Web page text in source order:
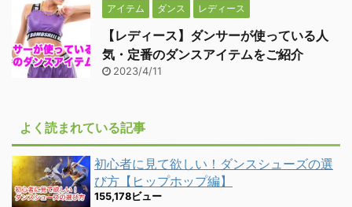
アイテム ダンス レディース
【レディース】ダンサーが使っている人
気・定番のダンスアイテムをご紹介
2023/4/11
よく読まれている記事
初心者に見て欲しい！ダンスシューズの選
び方【ヒップホップ編】
155,178ビュー